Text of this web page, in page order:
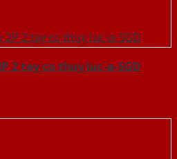
2 tay co thuy luc-a-SGD